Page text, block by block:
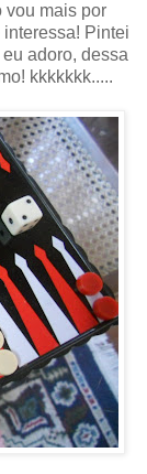
vou mais por
interessa! Pintei
adoro, dessa
kkkkkkk.....